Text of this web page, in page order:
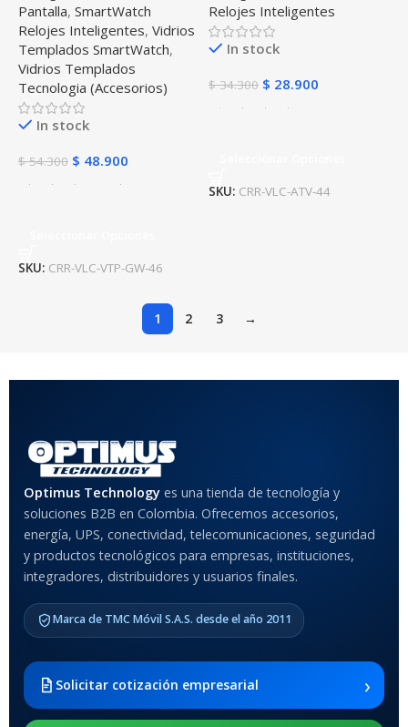
Pantalla, SmartWatch
Relojes Inteligentes, Vidrios
Templados SmartWatch,
Vidrios Templados
Tecnologia (Accesorios)
In stock
$54.300 $ 48.900
SKU: CRR-VLC-VTP-GW-46
Relojes Inteligentes
In stock
$34.300 $ 28.900
SKU: CRR-VLC-ATV-44
1 2 3 →
Optimus Technology es una tienda de tecnología y
soluciones B2B en Colombia. Ofrecemos accesorios,
energía, UPS, conectividad, telecomunicaciones, seguridad
y productos tecnológicos para empresas, instituciones,
integradores, distribuidores y usuarios finales.
Marca de TMC Móvil S.A.S. desde el año 2011
Solicitar cotización empresarial ›